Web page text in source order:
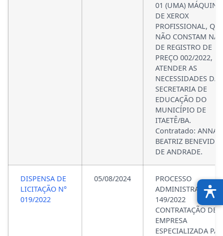
01 (UMA) MÁQUINA
DE XEROX
PROFISSIONAL,
NÃO CONSTAM NA
DE REGISTRO DE
PREÇO 002/2022,
ATENDER AS
NECESSIDADES DA
SECRETARIA DE
EDUCAÇÃO DO
MUNICÍPIO DE
ITAETÊ/BA.
Contratado: ANNA
BEATRIZ BENEVIDES
DE ANDRADE.
DISPENSA DE
LICITAÇÃO N°
019/2022
05/08/2024
PROCESSO
ADMINISTRATIVO
149/2022
CONTRATAÇÃO DE
EMPRESA
ESPECIALIZADA